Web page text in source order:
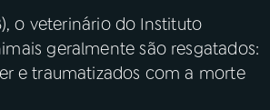
o veterinário do Instituto
geralmente são resgatados:
e traumatizados com a morte